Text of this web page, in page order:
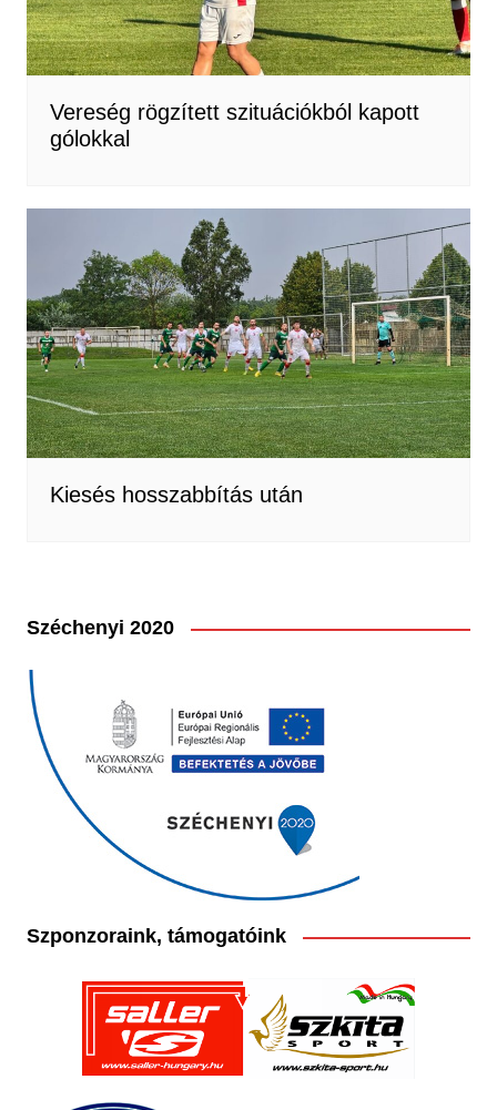
Vereség rögzített szituációkból kapott
gólokkal
Kiesés hosszabbítás után
Széchenyi 2020
Szponzoraink, támogatóink